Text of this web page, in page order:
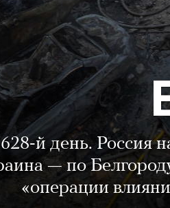
й день. Россия
— по
«операции